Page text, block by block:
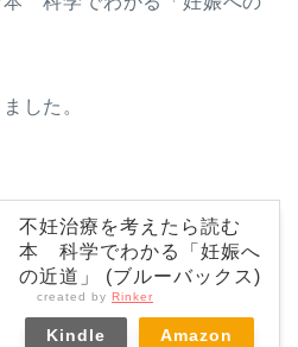
した。
不妊治療を考えたら読む
本 科学でわかる「妊娠へ
の近道」 (ブルーバックス)
created by Rinker
Kindle Amazon